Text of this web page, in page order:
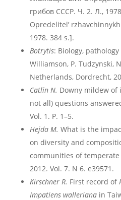
грибов СССР. Ч. 2. Л.,
Opredelitel’ rzhavchinnykh
1978. 384 s.].
Botrytis: Biology,
Williamson, P. Tudzynski,
Netherlands, Dordrecht,
Catlin N. Downy mildew of
not all) questions
Vol. 1. P. 1–5.
Hejda M. What is the
on diversity and
communities of temperate
2012. Vol. 7. N 6. e39571.
Kirschner R. First record of
Impatiens wallerianain